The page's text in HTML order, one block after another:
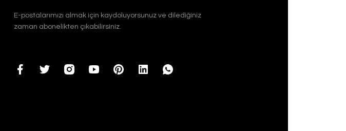
E-postalarımızı almak için kaydoluyorsunuz ve dilediğiniz
zaman abonelikten çıkabilirsiniz.